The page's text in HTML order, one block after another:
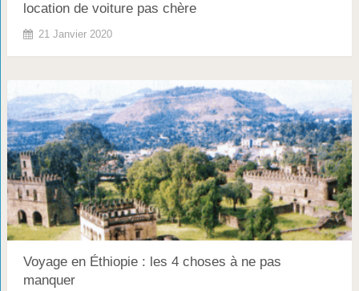
location de voiture pas chère
21 Janvier 2020
Voyage en Éthiopie : les 4 choses à ne pas
manquer